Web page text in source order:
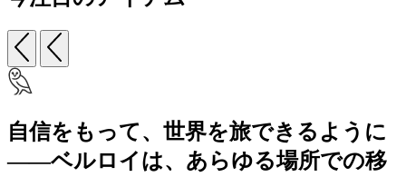
自信をもって、世界を旅できるように
――ベルロイは、あらゆる場所での移